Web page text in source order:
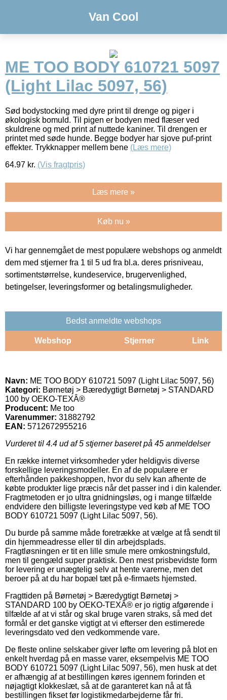
Van Cool
ME TOO BODY 610721 5097
(Light Lilac 5097, 56)
Sød bodystocking med dyre print til drenge og piger i
økologisk bomuld. Til pigen er bodyen med flæser ved
skuldrene og med print af nuttede kaniner. Til drengen er
printet med søde hunde. Begge bodyer har sjove puf-print
effekter. Trykknapper mellem bene (Læs mere)
64.97 kr. (Vis fragtpris)
Læs mere »
Køb nu »
Vi har gennemgået de mest populære webshops og anmeldt
dem med stjerner fra 1 til 5 ud fra bl.a. deres prisniveau,
sortimentstørrelse, kundeservice, brugervenlighed,
betingelser, leveringsformer og betalingsmuligheder.
Bedst anmeldte webshops
Webshop Stjerner Link
Navn: ME TOO BODY 610721 5097 (Light Lilac 5097, 56)
Kategori: Børnetøj > Bæredygtigt Børnetøj > STANDARD
100 by OEKO-TEXÂ®
Producent: Me too
Varenummer: 31882792
EAN: 5712672955216
Vurderet til 4.4 ud af 5 stjerner baseret på 45 anmeldelser
En række internet virksomheder yder heldigvis diverse
forskellige leveringsmodeller. En af de populære er
efterhånden pakkeshoppen, hvor du selv kan afhente de
købte produkter lige præcis når det passer ind i din kalender.
Fragtmetoden er jo ultra gnidningsløs, og i mange tilfælde
endvidere den billigste leveringstype ved køb af ME TOO
BODY 610721 5097 (Light Lilac 5097, 56).
Du burde på samme måde foretrække at vælge at få sendt til
din hjemmeadresse eller til din arbejdsplads.
Fragtløsningen er tit en lille smule mere omkostningsfuld,
men til gengæld super praktisk. Den mest prisbevidste form
for levering er unægtelig selv at hente varerne, men det
beroer på at du har bopæl tæt på e-firmaets hjemsted.
Fragttiden på Børnetøj > Bæredygtigt Børnetøj >
STANDARD 100 by OEKO-TEXÂ® er jo rigtig afgørende i
tilfælde af at vi står og skal bruge varen straks, så med det
formål er det ganske vigtigt at vi efterser den estimerede
leveringsdato ved den vedkommende vare.
De fleste online selskaber giver løfte om levering på blot en
enkelt hverdag på en masse varer, eksempelvis ME TOO
BODY 610721 5097 (Light Lilac 5097, 56), men husk at det
er afhængig af at bestillingen køres igennem forinden et
nøjagtigt klokkeslæt, så at de garanteret kan nå at få
bestillingen fikset før logistikmedarbejderne får fri.